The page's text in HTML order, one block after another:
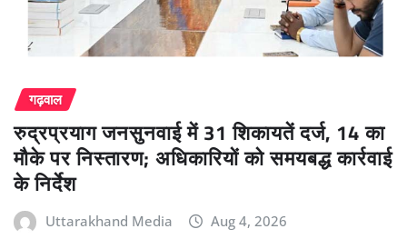
गढ़वाल
रुद्रप्रयाग जनसुनवाई में 31 शिकायतें दर्ज, 14 का
मौके पर निस्तारण; अधिकारियों को समयबद्ध कार्रवाई
के निर्देश
Uttarakhand Media Aug 4, 2026